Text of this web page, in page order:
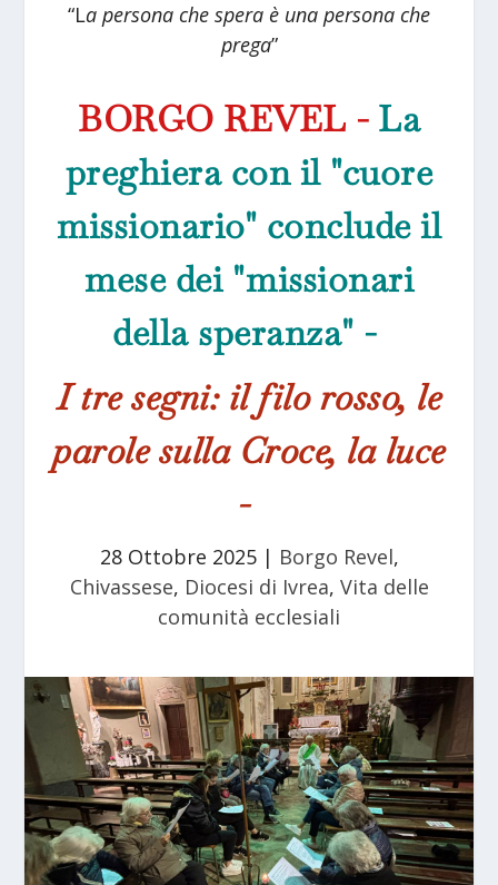
“La persona che spera è una persona che
prega”
BORGO REVEL - La
preghiera con il "cuore
missionario" conclude il
mese dei "missionari
della speranza" -
I tre segni: il filo rosso, le
parole sulla Croce, la luce
-
28 Ottobre 2025| Borgo Revel,
Chivassese, Diocesi di Ivrea, Vita delle
comunità ecclesiali